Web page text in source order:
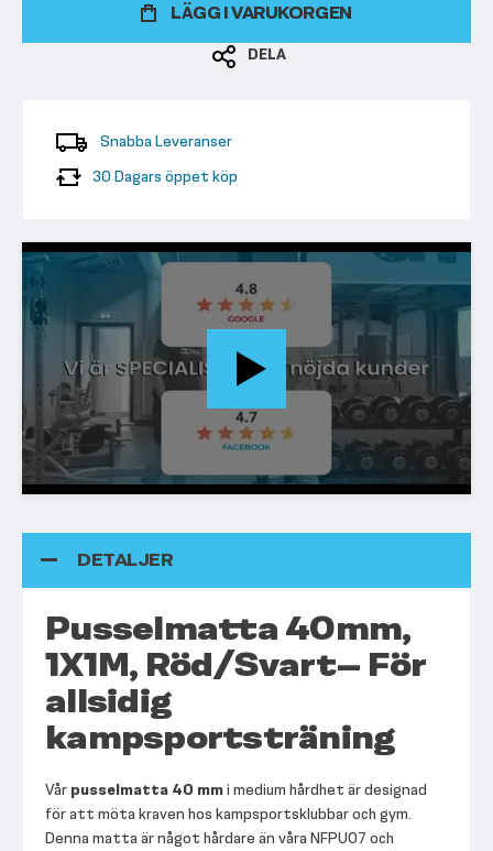
LÄGG I VARUKORGEN
DELA
Snabba Leveranser
30 Dagars öppet köp
DETALJER
Pusselmatta 40mm,
1X1M, Röd/Svart– För
allsidig
kampsportsträning
Vår pusselmatta 40 mmi medium hårdhet är designad
för att möta kraven hos kampsportsklubbar och gym.
Denna matta är något hårdare än våra NFPU07 och